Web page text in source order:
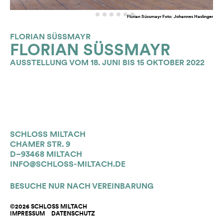
Florian Süssmayr Foto: Johannes Haslinger
FLORIAN SÜSSMAYR
FLORIAN SÜSSMAYR
AUSSTELLUNG VOM 18. JUNI BIS 15 OKTOBER 2022
SCHLOSS MILTACH
CHAMER STR. 9
D–93468 MILTACH
INFO@SCHLOSS-MILTACH.DE
BESUCHE NUR NACH VEREINBARUNG
©2026 SCHLOSS MILTACH
IMPRESSUM
DATENSCHUTZ